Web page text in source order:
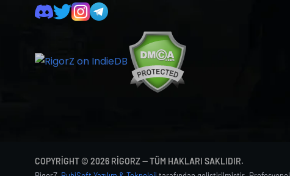
COPYRIGHT © 2026 RIGORZ — TÜM HAKLARI SAKLIDIR.